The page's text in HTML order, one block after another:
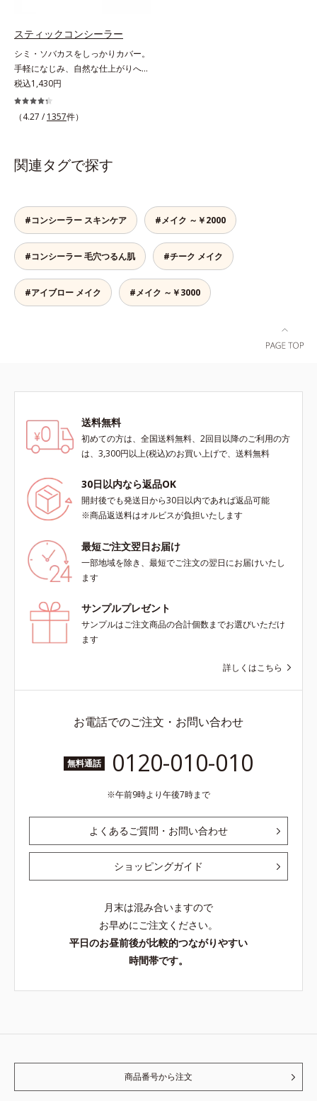
タつくことなくうるおい感覚が続く
い感触で肌に密着してくずれにくい
「ローションタイプ」の2タイプか
ら、お肌の状態に合わせてお選びい
ただけます。*1 紫外線や空気中の
ほこりなどのダメージ*2 空気中の
スティックコンシーラー
シミ・ソバカスをしっかりカバー。
手軽になじみ、自然な仕上がりへ。
スルスルとのびて、肌に溶け込むよ
うになじみ、ピタッと密着。しっか
りとカバーしつつ、透明感を高める
で、ごく自然な仕上がりになりま
す。たった10秒で隠したいシミをサ
税込1,430円
（4.27 / 1357件）
関連タグで探す
#コンシーラー スキンケア #メイク ～￥2000
#コンシーラー 毛穴つるん肌 #チーク メイク
#アイブロー メイク #メイク ～￥3000
送料無料
初めての方は、全国送料無料、2回目以降のご利用の方
は、3,300円以上(税込)のお買い上げで、送料無料
30日以内なら返品OK
開封後でも発送日から30日以内であれば返品可能
※商品返送料はオルビスが負担いたします
最短ご注文翌日お届け
一部地域を除き、最短でご注文の翌日にお届けいたし
ます
サンプルプレゼント
サンプルはご注文商品の合計個数までお選びいただけ
ます
詳しくはこちら
お電話でのご注文・お問い合わせ
無料通話 0120-010-010
午前9時より午後7時まで
よくあるご質問・お問い合わせ
ショッピングガイド
月末は混み合いますので
お早めにご注文ください。
平日のお昼前後が比較的つながりやすい
時間帯です。
商品番号から注文